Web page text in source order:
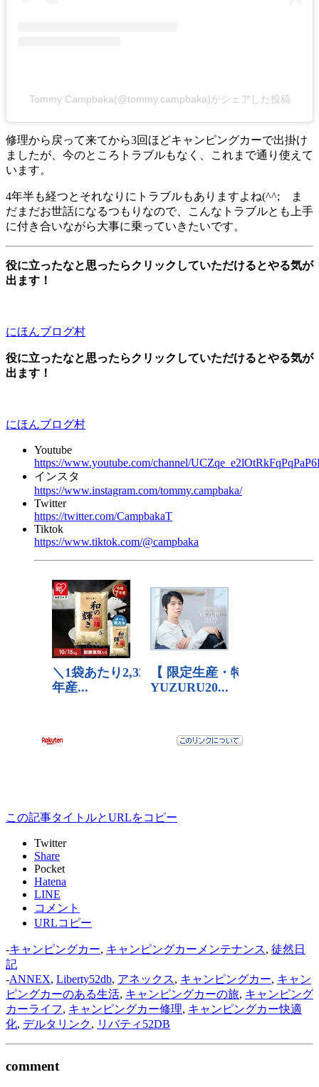
Tommy Campbaka(@tommy.campbaka)がシェアした投稿
修理から戻って来てから3回ほどキャンピングカーで出掛け
ましたが、今のところトラブルもなく、これまで通り使えて
います。
4年半も経つとそれなりにトラブルもありますよね(^^; ま
だまだお世話になるつもりなので、こんなトラブルとも上手
に付き合いながら大事に乗っていきたいです。
役に立ったなと思ったらクリックしていただけるとやる気が
出ます！
にほんブログ村
役に立ったなと思ったらクリックしていただけるとやる気が
出ます！
にほんブログ村
Youtube
https://www.youtube.com/channel/
インスタ
https://www.instagram.com/tommy.campbaka/
Twitter
https://twitter.com/CampbakaT
Tiktok
https://www.tiktok.com/@campbaka
この記事タイトルとURLをコピー
Twitter
Share
Pocket
Hatena
LINE
コメント
URLコピー
-キャンピングカー, キャンピングカーメンテナンス, 徒然日
記
-ANNEX, Liberty52db, アネックス, キャンピングカー, キャン
ピングカーのある生活, キャンピングカーの旅, キャンピング
カーライフ, キャンピングカー修理, キャンピングカー快適
化, デルタリンク, リバティ52DB
comment